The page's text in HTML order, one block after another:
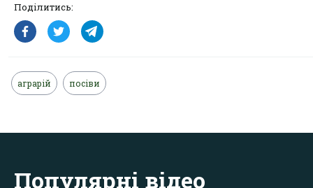
Поділитись:
аграрій посіви
Популярні відео